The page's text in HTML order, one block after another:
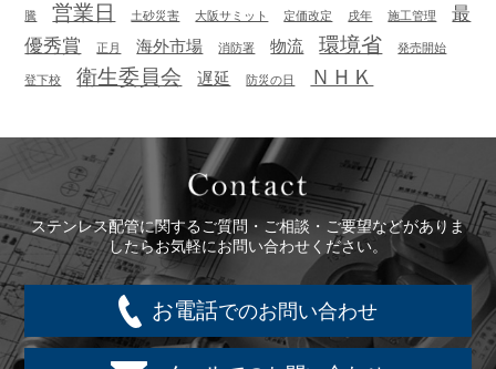
騰 営業日 土砂災害 大阪サミット 定価改定 戌年 施工管理
最
優秀賞
正月 海外市場 消防署 物流 環境省 発売開始
登下校 衛生委員会 遅延 防災の日 ＮＨＫ
ステンレス配管に関するご質問・ご相談・ご要望などがありま
したらお気軽にお問い合わせください。
お電話でのお問い合わせ